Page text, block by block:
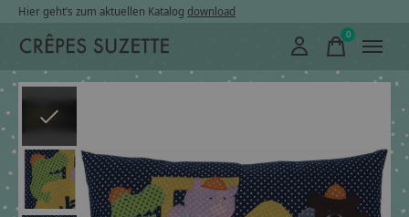
Hier geht’s zum aktuellen Katalog download
0items